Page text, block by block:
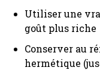
Utiliser une
goût plus riche
Conserver au
hermétique